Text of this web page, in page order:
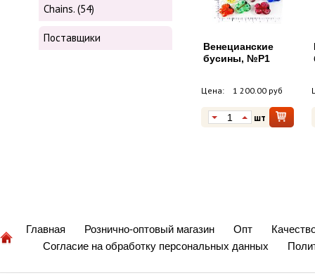
Chains. (54)
Поставщики
Венецианские
бусины, №P1
Цена: 1 200.00 руб
шт
Главная Рознично-оптовый магазин Опт
Согласие на обработку персональных данных